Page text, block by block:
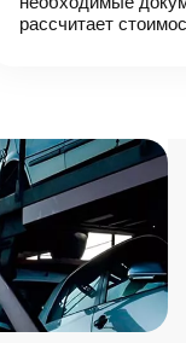
рассчитает